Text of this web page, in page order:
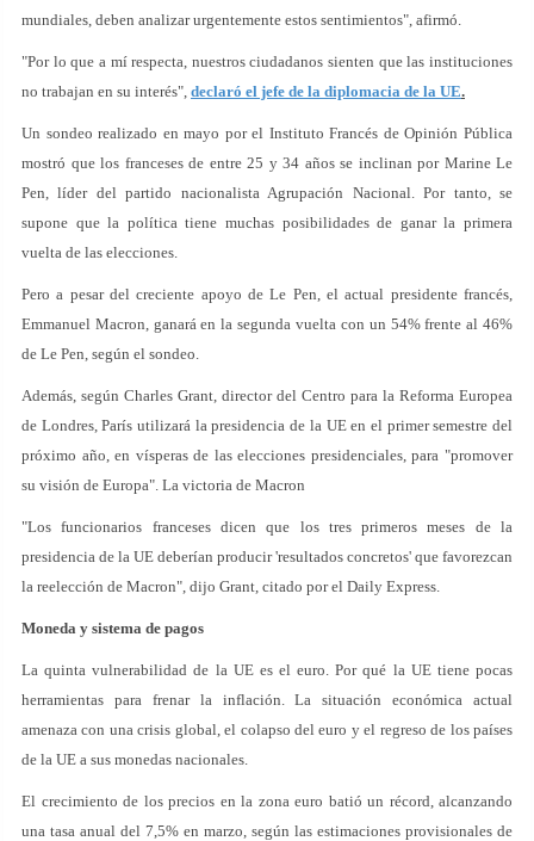
mundiales, deben analizar urgentemente estos sentimientos", afirmó.
"Por lo que a mí respecta, nuestros ciudadanos sienten que las instituciones
no trabajan en su interés", declaró el jefe de la diplomacia de la UE.
Un sondeo realizado en mayo por el Instituto Francés de Opinión Pública
mostró que los franceses de entre 25 y 34 años se inclinan por Marine Le
Pen, líder del partido nacionalista Agrupación Nacional. Por tanto, se
supone que la política tiene muchas posibilidades de ganar la primera
vuelta de las elecciones.
Pero a pesar del creciente apoyo de Le Pen, el actual presidente francés,
Emmanuel Macron, ganará en la segunda vuelta con un 54% frente al 46%
de Le Pen, según el sondeo.
Además, según Charles Grant, director del Centro para la Reforma Europea
de Londres, París utilizará la presidencia de la UE en el primer semestre del
próximo año, en vísperas de las elecciones presidenciales, para "promover
su visión de Europa". La victoria de Macron
"Los funcionarios franceses dicen que los tres primeros meses de la
presidencia de la UE deberían producir 'resultados concretos' que favorezcan
la reelección de Macron", dijo Grant, citado por el Daily Express.
Moneda y sistema de pagos
La quinta vulnerabilidad de la UE es el euro. Por qué la UE tiene pocas
herramientas para frenar la inflación. La situación económica actual
amenaza con una crisis global, el colapso del euro y el regreso de los países
de la UE a sus monedas nacionales.
El crecimiento de los precios en la zona euro batió un récord, alcanzando
una tasa anual del 7,5% en marzo, según las estimaciones provisionales de